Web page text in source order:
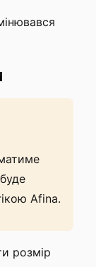
Afina.
розмір